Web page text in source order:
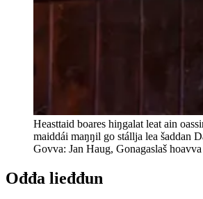
Heasttaid boares hiŋgalat leat ain
maiddái maŋŋil go stállja lea šaddan
Govva: Jan Haug, Gonagaslaš hoavva
Ođđa lieđđun